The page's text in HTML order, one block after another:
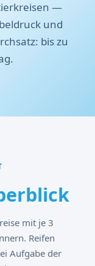
—
und
bis zu
mit je 3
Reifen
Aufgabe der